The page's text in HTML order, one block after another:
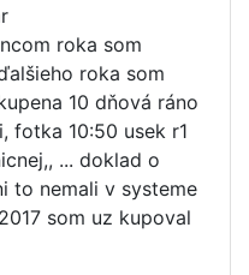
roka som
roka som
10 dňová ráno
fotka 10:50 usek r1
... doklad o
to nemali v systeme
som uz kupoval